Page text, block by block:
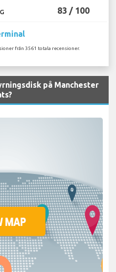
83 / 100
från 3561 totala recensioner.
på Manchester